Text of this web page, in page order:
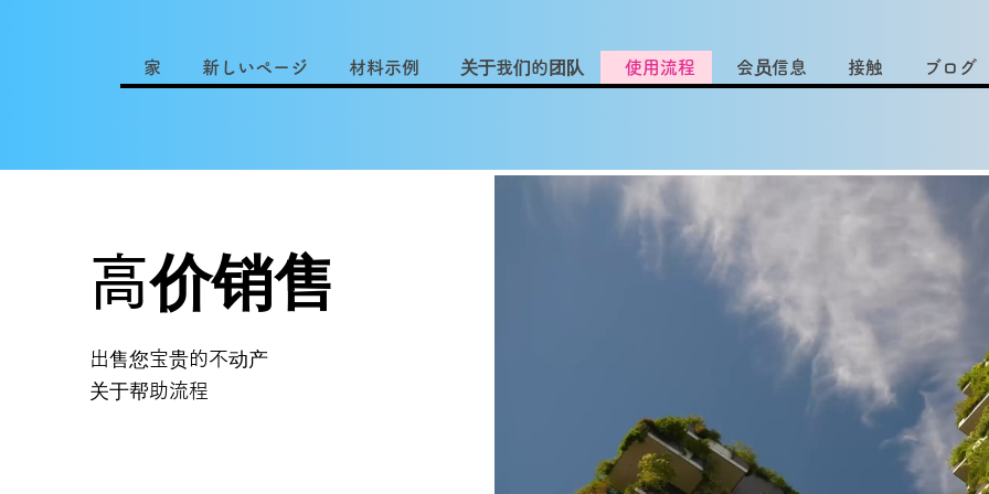
家 新しいページ 材料示例 关于我们的团队 使用流程 会员信息 接触 ブログ
高价销售
出售您宝贵的不动产
关于帮助流程